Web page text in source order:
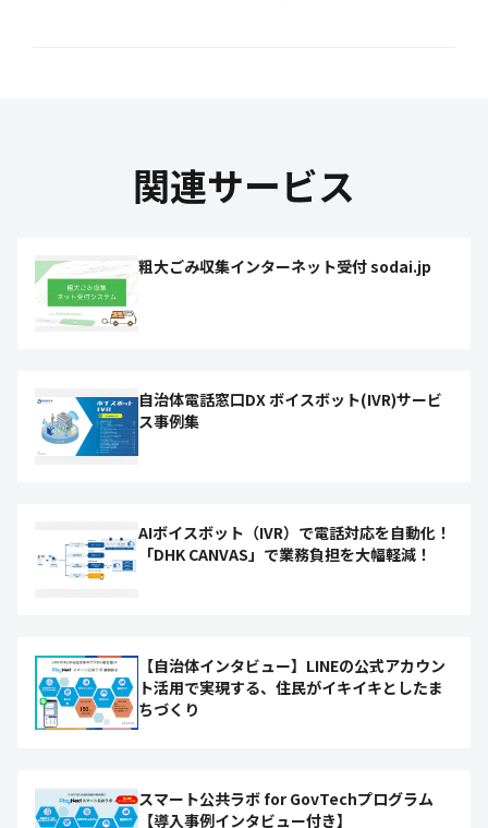
関連サービス
粗大ごみ収集インターネット受付 sodai.jp
自治体電話窓口DX ボイスボット(IVR)サービ
ス事例集
AIボイスボット（IVR）で電話対応を自動化！
「DHK CANVAS」で業務負担を大幅軽減！
【自治体インタビュー】LINEの公式アカウン
ト活用で実現する、住民がイキイキとしたま
ちづくり
スマート公共ラボ for GovTechプログラム
【導入事例インタビュー付き】